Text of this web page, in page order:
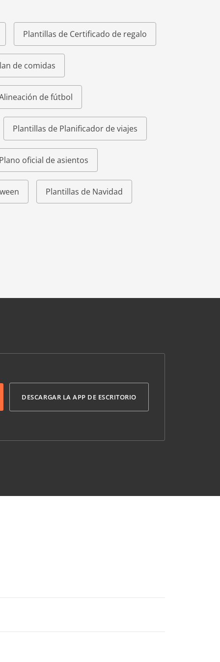
Plantillas de Certificado de regalo
de comidas
de fútbol
Plantillas de Planificador de viajes
oficial de asientos
Plantillas de Navidad
DESCARGAR LA APP DE ESCRITORIO